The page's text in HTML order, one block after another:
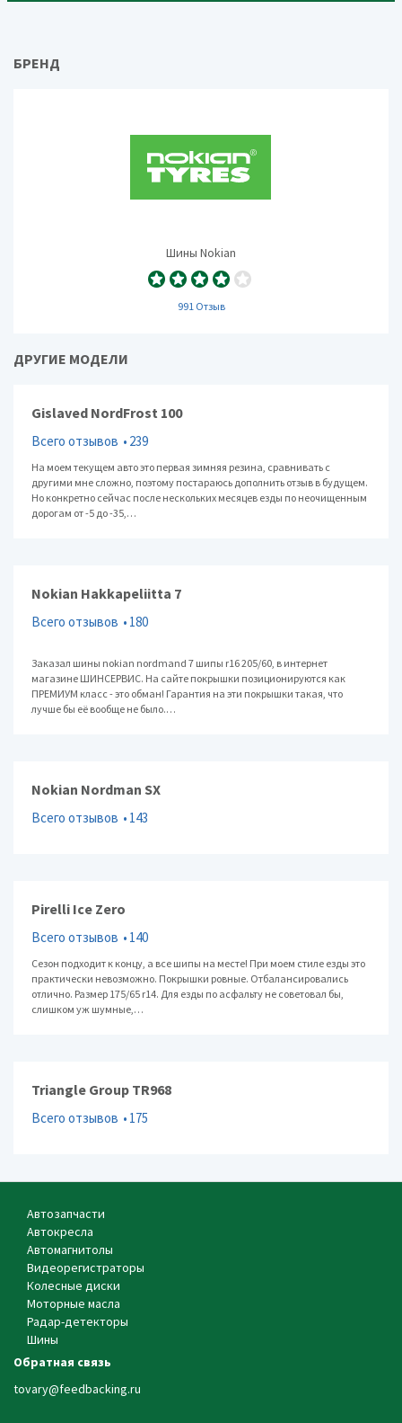
БРЕНД
Шины Nokian
991 Отзыв
ДРУГИЕ МОДЕЛИ
Gislaved NordFrost 100
Всего отзывов 239
На моем текущем авто это первая зимняя резина, сравнивать с
другими мне сложно, поэтому постараюсь дополнить отзыв в будущем.
Но конкретно сейчас после нескольких месяцев езды по неочищенным
дорогам от -5 до -35,…
Nokian Hakkapeliitta 7
Всего отзывов 180
Заказал шины nokian nordmand 7 шипы r16 205/60, в интернет
магазине ШИНСЕРВИС. На сайте покрышки позиционируются как
ПРЕМИУМ класс - это обман! Гарантия на эти покрышки такая, что
лучше бы её вообще не было.…
Nokian Nordman SX
Всего отзывов 143
Pirelli Ice Zero
Всего отзывов 140
Сезон подходит к концу, а все шипы на месте! При моем стиле езды это
практически невозможно. Покрышки ровные. Отбалансировались
отлично. Размер 175/65 r14. Для езды по асфальту не советовал бы,
слишком уж шумные,…
Triangle Group TR968
Всего отзывов 175
Автозапчасти
Автокресла
Автомагнитолы
Видеорегистраторы
Колесные диски
Моторные масла
Радар-детекторы
Шины
Обратная связь
tovary@feedbacking.ru